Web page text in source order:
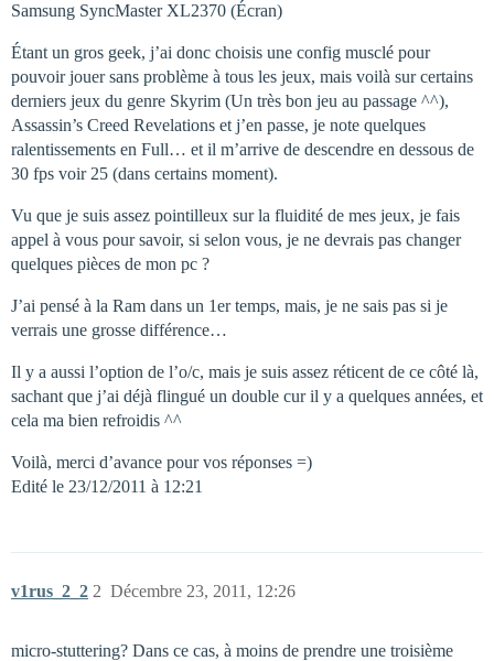
Samsung SyncMaster XL2370 (Écran)
Étant un gros geek, j’ai donc choisis une config musclé pour
pouvoir jouer sans problème à tous les jeux, mais voilà sur certains
derniers jeux du genre Skyrim (Un très bon jeu au passage ^^),
Assassin’s Creed Revelations et j’en passe, je note quelques
ralentissements en Full… et il m’arrive de descendre en dessous de
30 fps voir 25 (dans certains moment).
Vu que je suis assez pointilleux sur la fluidité de mes jeux, je fais
appel à vous pour savoir, si selon vous, je ne devrais pas changer
quelques pièces de mon pc ?
J’ai pensé à la Ram dans un 1er temps, mais, je ne sais pas si je
verrais une grosse différence…
Il y a aussi l’option de l’o/c, mais je suis assez réticent de ce côté là,
sachant que j’ai déjà flingué un double cur il y a quelques années, et
cela ma bien refroidis ^^
Voilà, merci d’avance pour vos réponses =)
Edité le 23/12/2011 à 12:21
v1rus_2_2 Décembre 23, 2011, 12:26
2
micro-stuttering? Dans ce cas, à moins de prendre une troisième